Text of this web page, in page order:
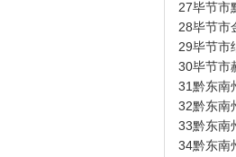
27毕节市
28毕节市
29毕节市
30毕节市
31黔东南
32黔东南
33黔东南
34黔东南